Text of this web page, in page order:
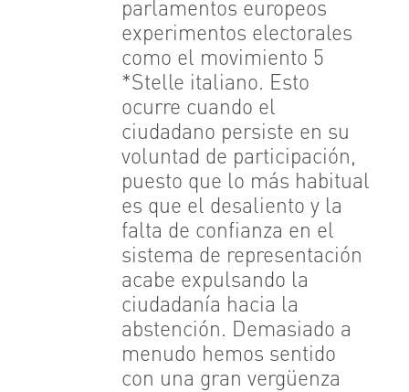
parlamentos europeos
experimentos electorales
como el movimiento 5
*Stelle italiano. Esto
ocurre cuando el
ciudadano persiste en su
voluntad de participación,
puesto que lo más habitual
es que el desaliento y la
falta de confianza en el
sistema de representación
acabe expulsando la
ciudadanía hacia la
abstención. Demasiado a
menudo hemos sentido
con una gran vergüenza